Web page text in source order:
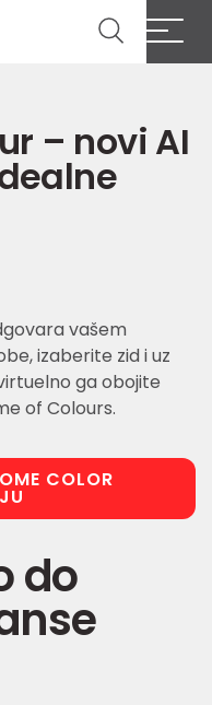
– novi AI
vašem
izaberite zid i uz
ga obojite
of Colours.
COLOR
do